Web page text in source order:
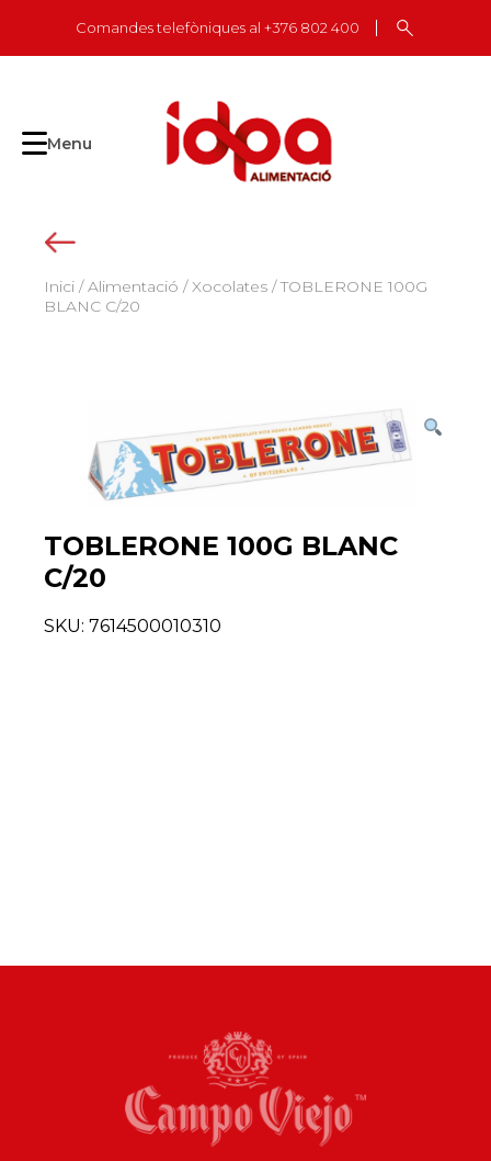
content
Comandes telefòniques al +376 802 400
Menu
Inici /Alimentació /Xocolates / TOBLERONE 100G
BLANC C/20
TOBLERONE 100G BLANC
C/20
SKU: 7614500010310